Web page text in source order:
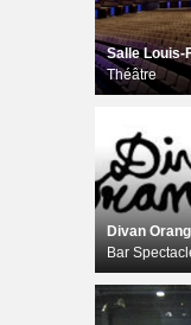
Salle Louis-
Théâtre
Divan
Bar